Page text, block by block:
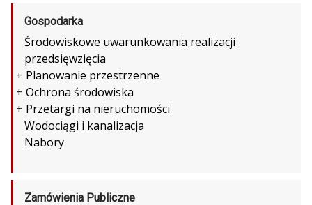
Gospodarka
Środowiskowe uwarunkowania realizacji
przedsięwzięcia
+ Planowanie przestrzenne
+ Ochrona środowiska
+ Przetargi na nieruchomości
Wodociągi i kanalizacja
Nabory
Zamówienia Publiczne